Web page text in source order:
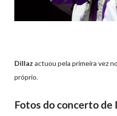
Dillaz actuou pela primeira vez no
próprio.
Fotos do concerto de